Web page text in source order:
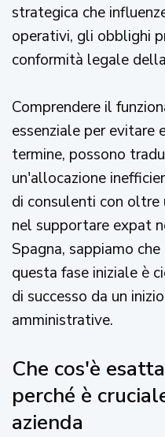
strategica che
operativi, gli obblighi
conformità legale
Comprendere il
essenziale per evitare
termine, possono
un'allocazione
di consulenti con oltre
nel supportare expat
Spagna, sappiamo
questa fase iniziale è
di successo da un
amministrative.
Che cos'è
perché è
azienda